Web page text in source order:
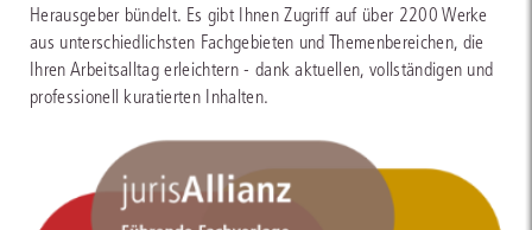
Herausgeber bündelt. Es gibt Ihnen Zugriff auf über 2200 Werke
aus unterschiedlichsten Fachgebieten und Themenbereichen, die
Ihren Arbeitsalltag erleichtern - dank aktuellen, vollständigen und
professionell kuratierten Inhalten.